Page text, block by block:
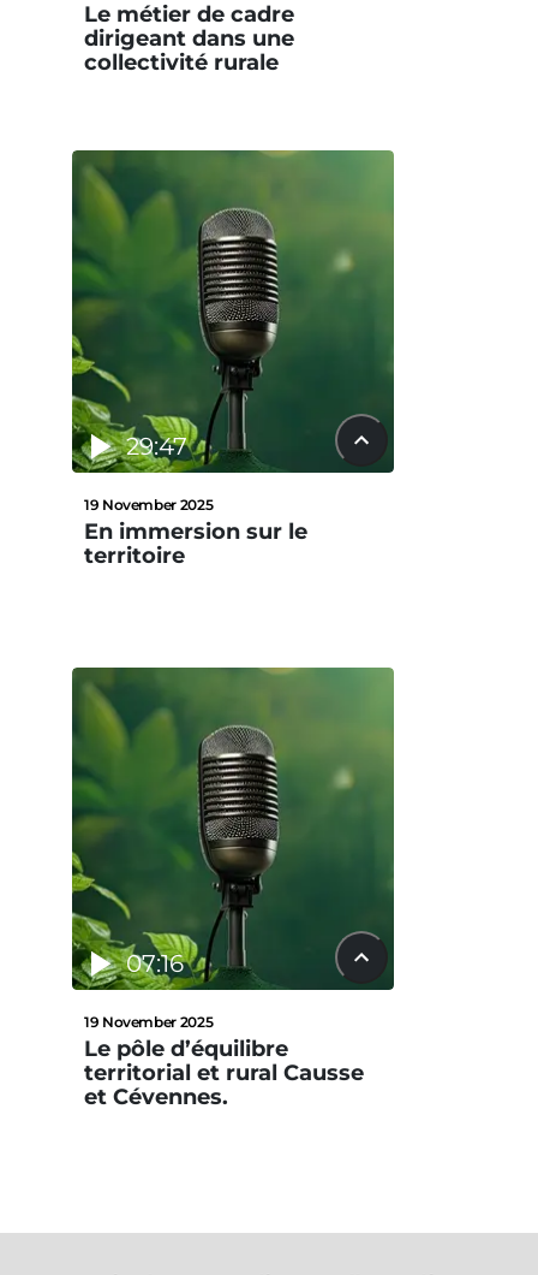
Le métier de cadre
dirigeant dans une
collectivité rurale
29:47
19 November 2025
En immersion sur le
territoire
07:16
19 November 2025
Le pôle d’équilibre
territorial et rural Causse
et Cévennes.